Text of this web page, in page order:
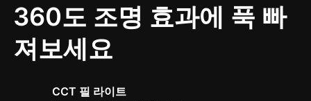
360도 조명 효과에 푹 빠
져보세요
CCT 필 라이트